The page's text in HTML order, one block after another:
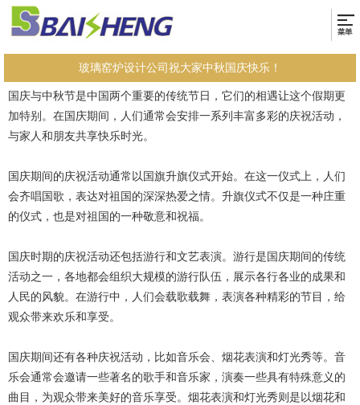
玻璃窑炉设计公司祝大家中秋国庆快乐！
国庆与中秋节是中国两个重要的传统节日，它们的相遇让这个假期更
加特别。在国庆期间，人们通常会安排一系列丰富多彩的庆祝活动，
与家人和朋友共享快乐时光。
国庆期间的庆祝活动通常以国旗升旗仪式开始。在这一仪式上，人们
会齐唱国歌，表达对祖国的深深热爱之情。升旗仪式不仅是一种庄重
的仪式，也是对祖国的一种敬意和祝福。
国庆时期的庆祝活动还包括游行和文艺表演。游行是国庆期间的传统
活动之一，各地都会组织大规模的游行队伍，展示各行各业的成果和
人民的风貌。在游行中，人们会载歌载舞，表演各种精彩的节目，给
观众带来欢乐和享受。
国庆期间还有各种庆祝活动，比如音乐会、烟花表演和灯光秀等。音
乐会通常会邀请一些著名的歌手和音乐家，演奏一些具有特殊意义的
曲目，为观众带来美好的音乐享受。烟花表演和灯光秀则是以烟花和